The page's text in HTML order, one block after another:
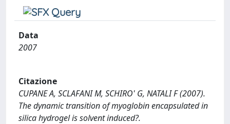
Data
2007
Citazione
CUPANE A, SCLAFANI M, SCHIRO' G, NATALI F (2007).
The dynamic transition of myoglobin encapsulated in
silica hydrogel is solvent induced?.